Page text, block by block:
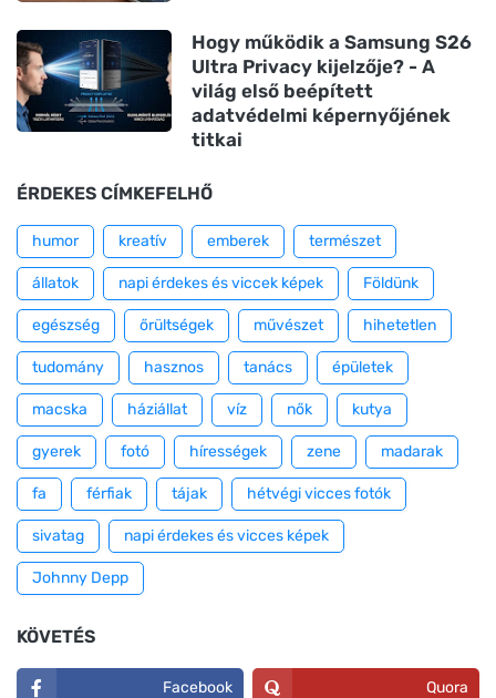
Hogy működik a Samsung S26
Ultra Privacy kijelzője? - A
világ első beépített
adatvédelmi képernyőjének
titkai
ÉRDEKES CÍMKEFELHŐ
humor kreatív emberek természet
állatok napi érdekes és viccek képek Földünk
egészség őrültségek művészet hihetetlen
tudomány hasznos tanács épületek
macska háziállat víz nők kutya
gyerek fotó hírességek zene madarak
fa férfiak tájak hétvégi vicces fotók
sivatag napi érdekes és vicces képek
Johnny Depp
KÖVETÉS
Facebook Quora